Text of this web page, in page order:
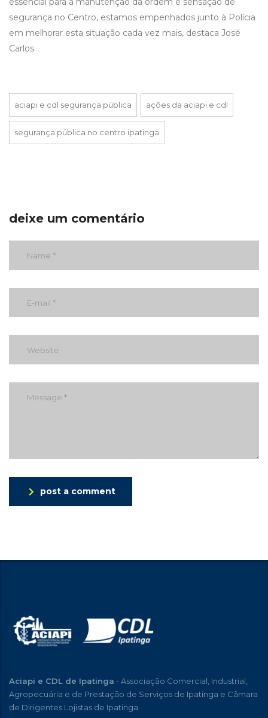
segurança no Centro, estamos empenhados junto à Polícia
em melhorar esta situação cada vez mais, destaca José
Carlos.
aciapi e cdl segurança pública ações da aciapi e cdl
segurança pública no centro ipatinga
deixe um comentário
post a comment
Aciapi e CDL de Ipatinga - Associação Comercial, Industrial,
Agropecuária e de Prestação de Serviços de Ipatinga e Câmara
de Dirigentes Lojistas de Ipatinga